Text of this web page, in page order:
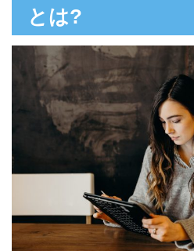
とは?